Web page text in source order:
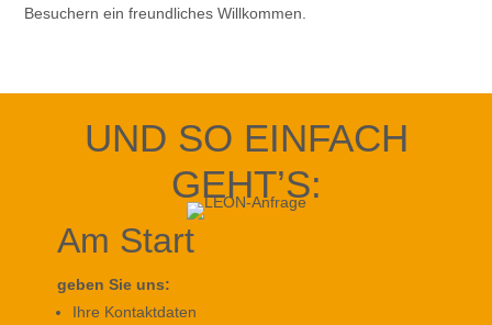
Besuchern ein freundliches Willkommen.
UND SO EINFACH
GEHT’S:
Am Start
geben Sie uns:
Ihre Kontaktdaten